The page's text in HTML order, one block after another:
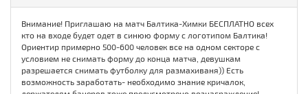
Внимание! Приглашаю на матч Балтика-Химки БЕСПЛАТНО всех
кто на входе будет одет в синюю форму с логотипом Балтика!
Ориентир примерно 500-600 человек все на одном секторе с
условием не снимать форму до конца матча, девушкам
разрешается снимать футболку для размахиваня)) Есть
возможность заработать- необходимо знание кричалок,